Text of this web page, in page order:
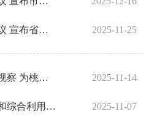
人事安排的决定 2025-11-25
发展建言献策 2025-11-14
专项民主监督 2025-11-07